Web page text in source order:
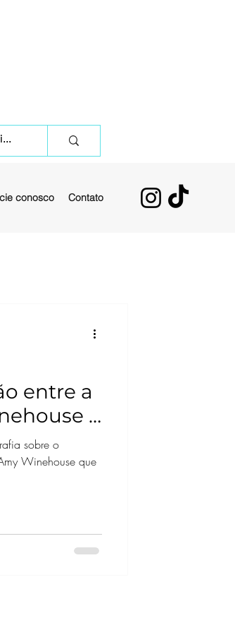
conosco Contato
entre a
e
sobre o
Winehouse que